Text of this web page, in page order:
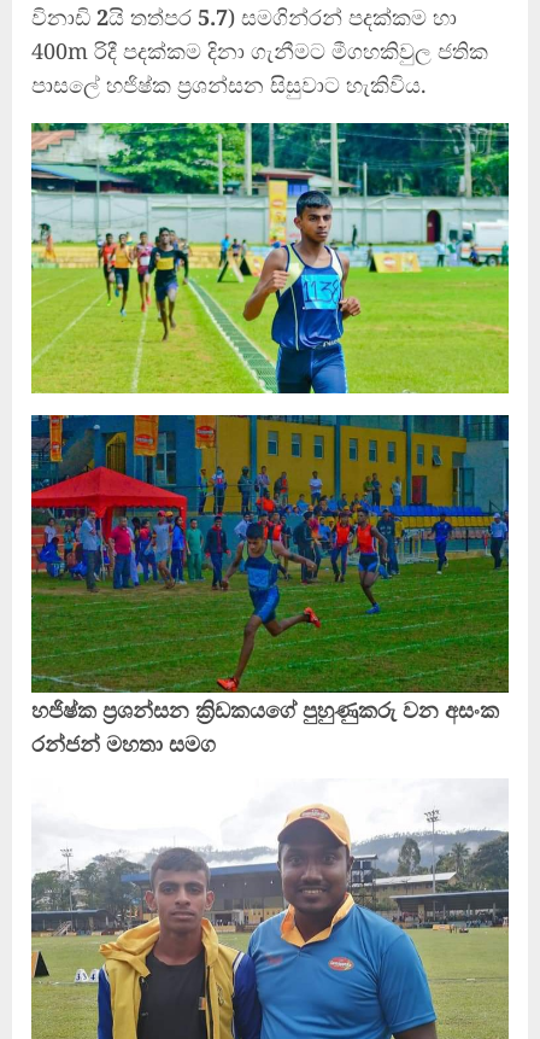
විනාඩි 2යි තත්පර 5.7) සමගින්රන් පදක්කම හා
400m රිදී පදක්කම දිනා ගැනීමට මීගහකිවුල ජතික
පාසලේ හජිෂ්ක ප්‍රශන්සන සිසුවාට හැකිවිය.
හජිෂ්ක ප්‍රශන්සන ක්‍රිඩකයගේ පුහුණුකරු වන අසංක
රන්ජන් මහතා සමග